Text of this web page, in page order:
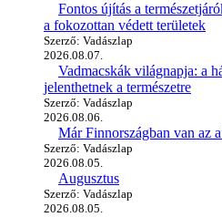
Fontos újítás a
a fokozottan védett területek
Szerző: Vadászlap
2026.08.07.
Vadmacskák világnapja: a
jelenthetnek a természetre
Szerző: Vadászlap
2026.08.06.
Már Finnországban van az
Szerző: Vadászlap
2026.08.05.
Augusztus
Szerző: Vadászlap
2026.08.05.